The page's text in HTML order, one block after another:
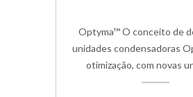
Optyma™ O conceito de
unidades condensadoras
otimização, com novas